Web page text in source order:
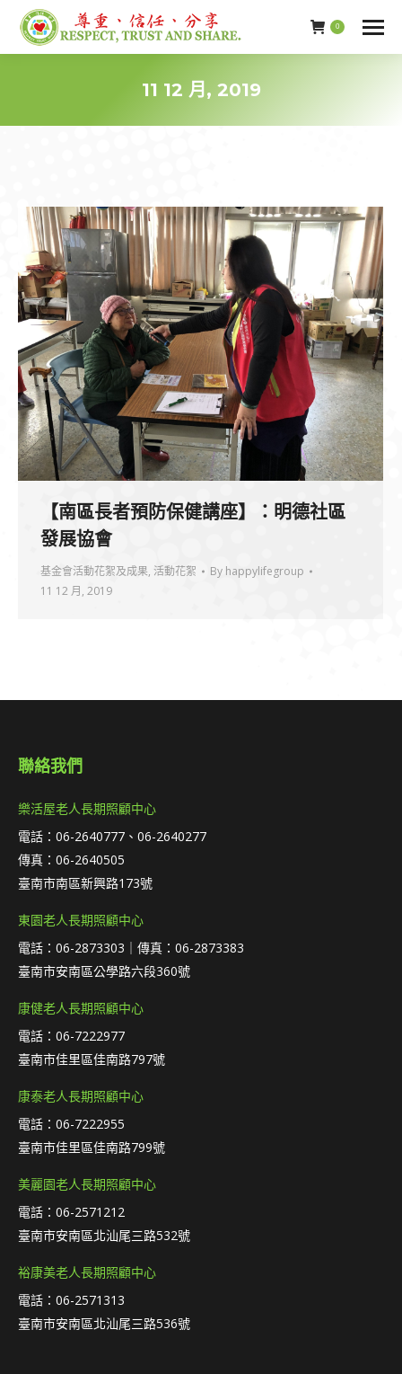
0
11 12 月, 2019
【南區長者預防保健講座】：明德社區
發展協會
基金會活動花絮及成果, 活動花絮 By happylifegroup
11 12 月, 2019
聯絡我們
樂活屋老人長期照顧中心
電話：06-2640777、06-2640277
傳真：06-2640505
臺南市南區新興路173號
東園老人長期照顧中心
電話：06-2873303｜傳真：06-2873383
臺南市安南區公學路六段360號
康健老人長期照顧中心
電話：06-7222977
臺南市佳里區佳南路797號
康泰老人長期照顧中心
電話：06-7222955
臺南市佳里區佳南路799號
美麗園老人長期照顧中心
電話：06-2571212
臺南市安南區北汕尾三路532號
裕康美老人長期照顧中心
電話：06-2571313
臺南市安南區北汕尾三路536號